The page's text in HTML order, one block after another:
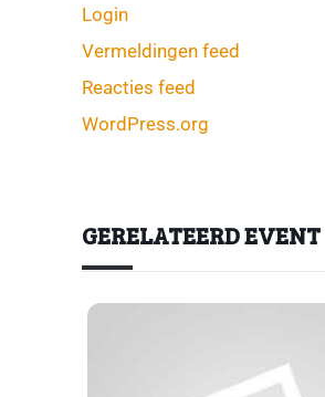
Login
Vermeldingen feed
Reacties feed
WordPress.org
GERELATEERD EVENT